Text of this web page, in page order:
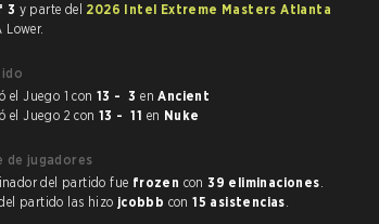
3 y parte del 2026 Intel Extreme Masters Atlanta
ganó el Juego 1 con 13 - 3 enAncient
ganó el Juego 2 con 13 - 11 en Nuke
de jugadores
del partido fue frozen con39 eliminaciones.
partido las hizo jcobbb con15 asistencias.